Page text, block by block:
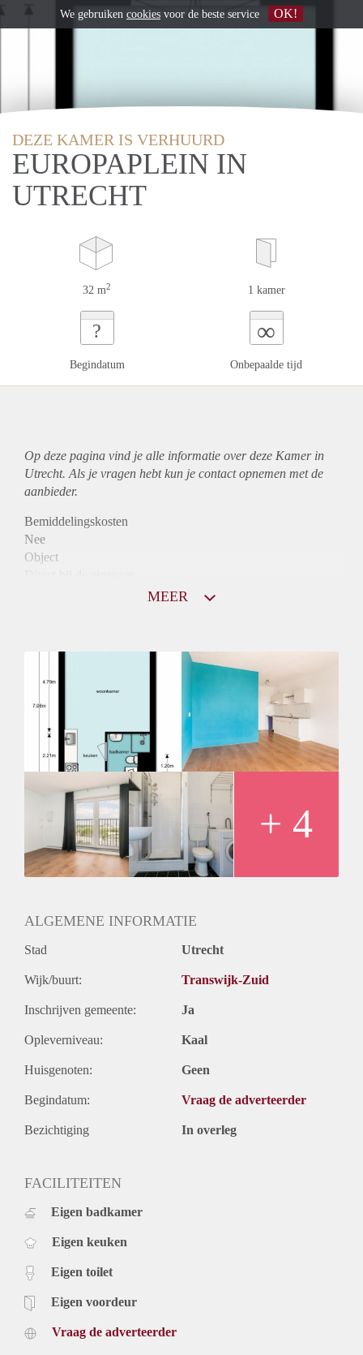
DEZE KAMER IS VERHUURD
EUROPAPLEIN IN
UTRECHT
32 m2 1 kamer
?
Begindatum
∞
Onbepaalde tijd
Op deze pagina vind je alle informatie over deze Kamer in
Utrecht. Als je vragen hebt kun je contact opnemen met de
aanbieder.
Bemiddelingskosten
Nee
Object
Mogelijk
Huurtermijn
Onbepaalde termijn
Oplevering
MEER
+ 4
ALGEMENE INFORMATIE
Stad Utrecht
Wijk/buurt: Transwijk-Zuid
Inschrijven gemeente: Ja
Opleverniveau: Kaal
Huisgenoten: Geen
Begindatum: Vraag de adverteerder
Bezichtiging In overleg
FACILITEITEN
Eigen badkamer
Eigen keuken
Eigen toilet
Eigen voordeur
Vraag de adverteerder
We gebruiken cookies voor de beste service OK!